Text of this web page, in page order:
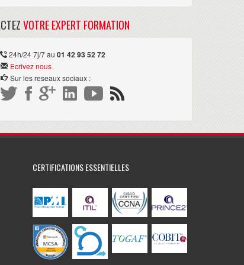
VOTRE EXPERT FORMATION
24h/24 7j/7 au 01 42 93 52 72
Ecrivez nous
Sur les reseaux sociaux :
CERTIFICATIONS ESSENTIELLES